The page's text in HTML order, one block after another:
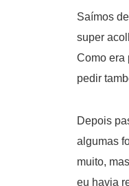
Saímos
super
Como era
pedir
Depois
algumas
muito,
eu havia